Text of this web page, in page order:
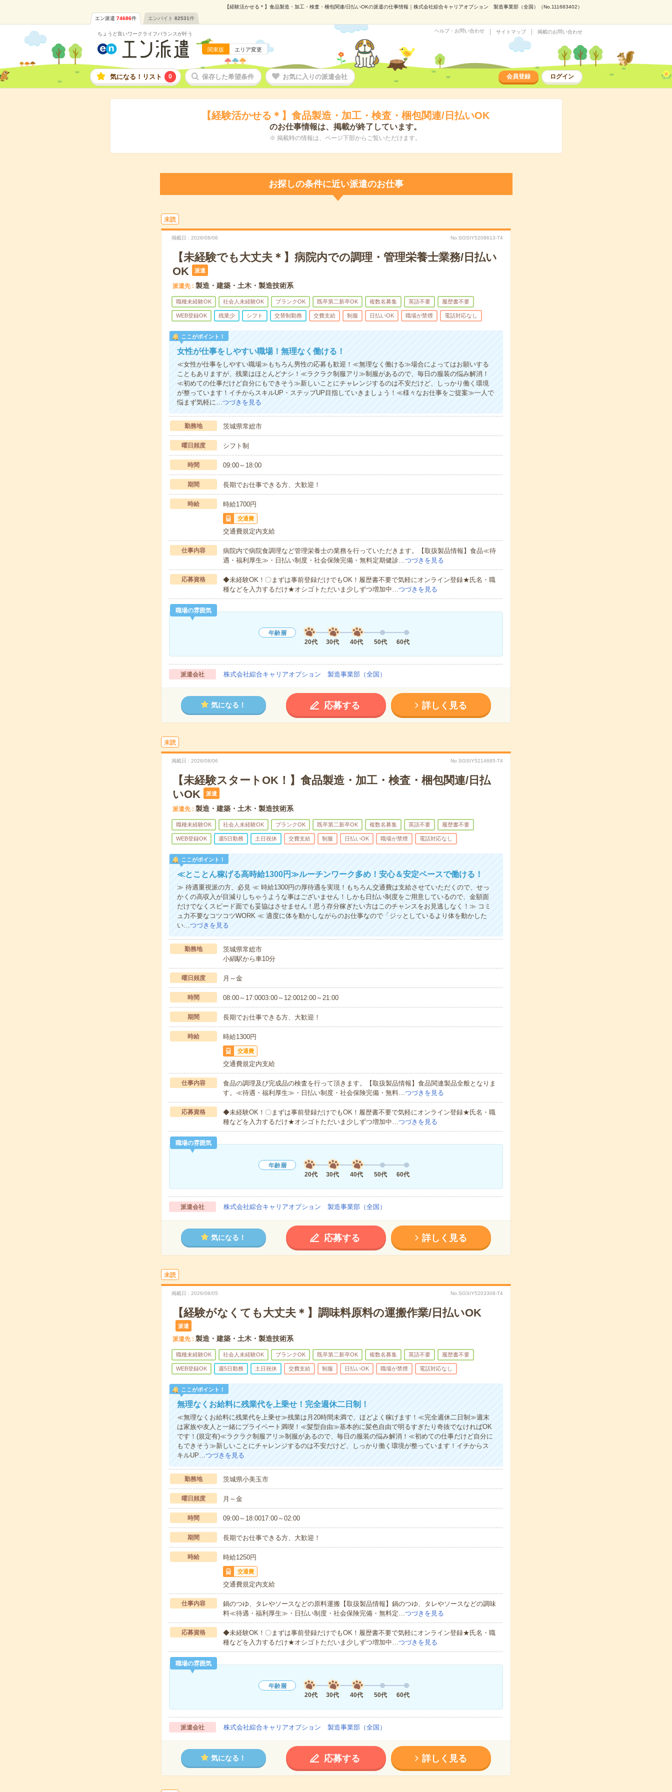
【経験活かせる＊】食品製造・加工・検査・梱包関連/日払いOKの派遣の仕事情報｜株式会社綜合キャリアオプション 製造事業部（全国）（No.111683402）
エン派遣 74686件 エンバイト 82531件
ちょうど良いワークライフバランスが叶う
関東版 エリア変更
ヘルプ・お問い合わせ サイトマップ 掲載のお問い合わせ
気になる！リスト 0 保存した希望条件 お気に入りの派遣会社 会員登録 ログイン
【経験活かせる＊】食品製造・加工・検査・梱包関連/日払いOK
のお仕事情報は、掲載が終了しています。
※ 掲載時の情報は、ページ下部からご覧いただけます。
お探しの条件に近い派遣のお仕事
未読
掲載日 2026/08/06 No.SGSIY5208613-T4
【未経験でも大丈夫＊】病院内での調理・管理栄養士業務/日払い
OK
派遣
派遣先 製造・建築・土木・製造技術系
職種未経験OK 社会人未経験OK ブランクOK 既卒第二新卒OK 複数名募集 英語不要 履歴書不要
WEB登録OK 残業少 シフト 交替制勤務 交費支給 制服 日払いOK 職場が禁煙 電話対応なし
ここがポイント！
女性が仕事をしやすい職場！無理なく働ける！
≪女性が仕事をしやすい職場≫もちろん男性の応募も歓迎！≪無理なく働ける≫場合によってはお願いする
こともありますが、残業はほとんどナシ！≪ラクラク制服アリ≫制服があるので、毎日の服装の悩み解消！
≪初めての仕事だけど自分にもできそう≫新しいことにチャレンジするのは不安だけど、しっかり働く環境
が整っています！イチからスキルUP・ステップUP目指していきましょう！≪様々なお仕事をご提案≫一人で
悩まず気軽に…つづきを見る
勤務地 茨城県常総市
曜日頻度 シフト制
時間 09:00～18:00
期間 長期でお仕事できる方、大歓迎！
時給 時給1700円
交通費
交通費規定内支給
仕事内容
病院内で病院食調理など管理栄養士の業務を行っていただきます。【取扱製品情報】食品≪待
遇・福利厚生≫・日払い制度・社会保険完備・無料定期健診…つづきを見る
応募資格
◆未経験OK！〇まずは事前登録だけでもOK！履歴書不要で気軽にオンライン登録★氏名・職
種などを入力するだけ★オシゴトただいま少しずつ増加中…つづきを見る
職場の雰囲気
年齢層
20代
30代 40代 50代 60代
派遣会社 株式会社綜合キャリアオプション 製造事業部（全国）
気になる！ 応募する 詳しく見る
未読
掲載日 2026/08/06 No.SGSIY5214685-T4
【未経験スタートOK！】食品製造・加工・検査・梱包関連/日払
いOK
派遣
派遣先 製造・建築・土木・製造技術系
職種未経験OK 社会人未経験OK ブランクOK 既卒第二新卒OK 複数名募集 英語不要 履歴書不要
WEB登録OK 週5日勤務 土日祝休 交費支給 制服 日払いOK 職場が禁煙 電話対応なし
ここがポイント！
≪とことん稼げる高時給1300円≫ルーチンワーク多め！安心＆安定ペースで働ける！
≫ 待遇重視派の方、必見 ≪ 時給1300円の厚待遇を実現！もちろん交通費は支給させていただくので、せっ
かくの高収入が目減りしちゃうような事はございません！しかも日払い制度をご用意しているので、金額面
だけでなくスピード面でも妥協はさせません！思う存分稼ぎたい方はこのチャンスをお見逃しなく！≫ コミ
ュ力不要なコツコツWORK ≪ 適度に体を動かしながらのお仕事なので「ジッとしているより体を動かした
い…つづきを見る
勤務地
茨城県常総市
小絹駅から車10分
曜日頻度 月～金
時間 08:00～17:0003:00～12:0012:00～21:00
期間 長期でお仕事できる方、大歓迎！
時給 時給1300円
交通費
交通費規定内支給
仕事内容
食品の調理及び完成品の検査を行って頂きます。【取扱製品情報】食品関連製品全般となりま
す。≪待遇・福利厚生≫・日払い制度・社会保険完備・無料…つづきを見る
応募資格
◆未経験OK！〇まずは事前登録だけでもOK！履歴書不要で気軽にオンライン登録★氏名・職
種などを入力するだけ★オシゴトただいま少しずつ増加中…つづきを見る
職場の雰囲気
年齢層
20代
30代 40代 50代 60代
派遣会社 株式会社綜合キャリアオプション 製造事業部（全国）
気になる！ 応募する 詳しく見る
未読
掲載日 2026/08/05 No.SGSIY5203308-T4
【経験がなくても大丈夫＊】調味料原料の運搬作業/日払いOK
派遣
派遣先 製造・建築・土木・製造技術系
職種未経験OK 社会人未経験OK ブランクOK 既卒第二新卒OK 複数名募集 英語不要 履歴書不要
WEB登録OK 週5日勤務 土日祝休 交費支給 制服 日払いOK 職場が禁煙 電話対応なし
ここがポイント！
無理なくお給料に残業代を上乗せ！完全週休二日制！
≪無理なくお給料に残業代を上乗せ≫残業は月20時間未満で、ほどよく稼げます！≪完全週休二日制≫週末
は家族や友人と一緒にプライベート満喫！≪髪型自由≫基本的に髪色自由で明るすぎたり奇抜でなければOK
です！(規定有)≪ラクラク制服アリ≫制服があるので、毎日の服装の悩み解消！≪初めての仕事だけど自分に
もできそう≫新しいことにチャレンジするのは不安だけど、しっかり働く環境が整っています！イチからス
キルUP…つづきを見る
勤務地 茨城県小美玉市
曜日頻度 月～金
時間 09:00～18:0017:00～02:00
期間 長期でお仕事できる方、大歓迎！
時給 時給1250円
交通費
交通費規定内支給
仕事内容
鍋のつゆ、タレやソースなどの原料運搬【取扱製品情報】鍋のつゆ、タレやソースなどの調味
料≪待遇・福利厚生≫・日払い制度・社会保険完備・無料定…つづきを見る
応募資格
◆未経験OK！〇まずは事前登録だけでもOK！履歴書不要で気軽にオンライン登録★氏名・職
種などを入力するだけ★オシゴトただいま少しずつ増加中…つづきを見る
職場の雰囲気
年齢層
20代
30代 40代 50代 60代
派遣会社 株式会社綜合キャリアオプション 製造事業部（全国）
気になる！ 応募する 詳しく見る